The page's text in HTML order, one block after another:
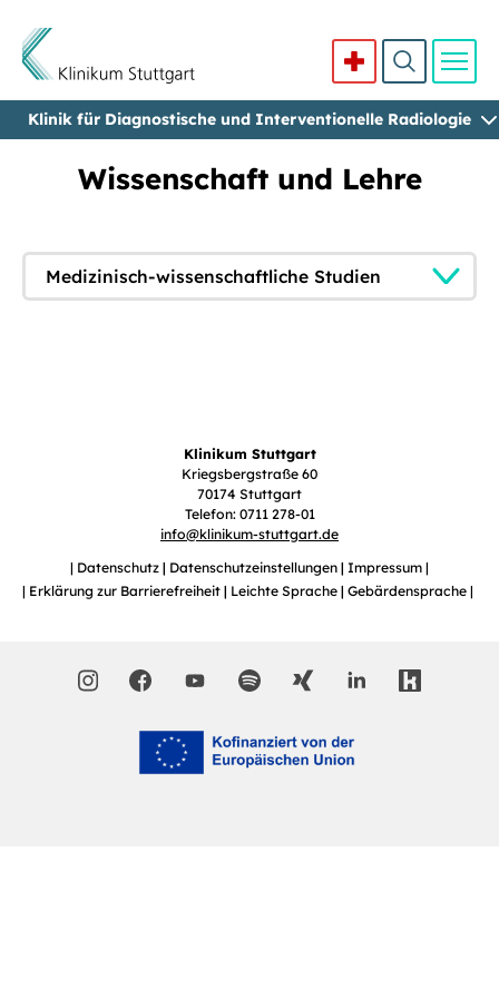
Direkt zum Inhalt
Klinik für Diagnostische und Interventionelle Radiologie
Wissenschaft und Lehre
Medizinisch-wissenschaftliche Studien
Klinikum Stuttgart
Kriegsbergstraße 60
70174 Stuttgart
Telefon: 0711 278-01
info@klinikum-stuttgart.de
Datenschutz
Datenschutzeinstellungen Impressum
Erklärung zur Barrierefreiheit
Leichte Sprache Gebärdensprache